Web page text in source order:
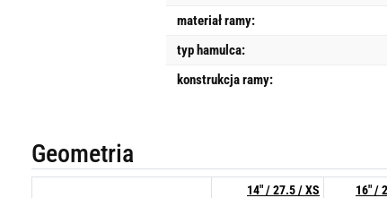
materiał ramy:
typ hamulca:
konstrukcja ramy:
Geometria
14" / 27.5 / XS 16" /